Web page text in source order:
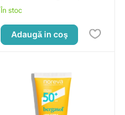
problematic, 40ml
În stoc
Adaugă in coş